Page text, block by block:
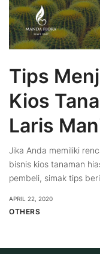
Tips
Kios
Laris
Jika Anda memiliki
bisnis kios tanaman
pembeli, simak tips
APRIL 22, 2020
OTHERS